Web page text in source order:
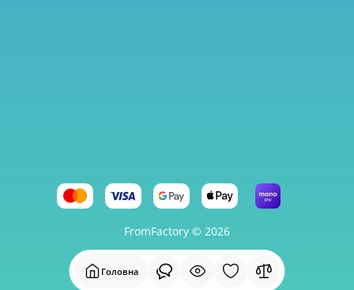
Головна
FromFactory © 2026